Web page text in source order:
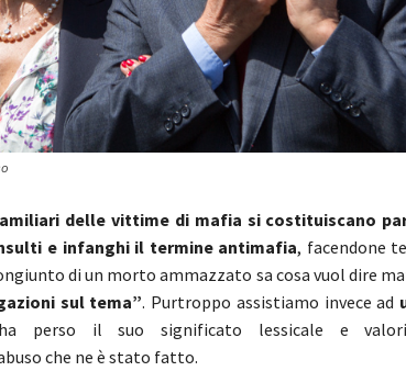
delle vittime di mafia si costituiscano
e infanghi il termine antimafia, facendone
di un morto ammazzato sa cosa vuol dire
sul tema”. Purtroppo assistiamo invece ad
perso il suo significato lessicale e
che ne è stato fatto.